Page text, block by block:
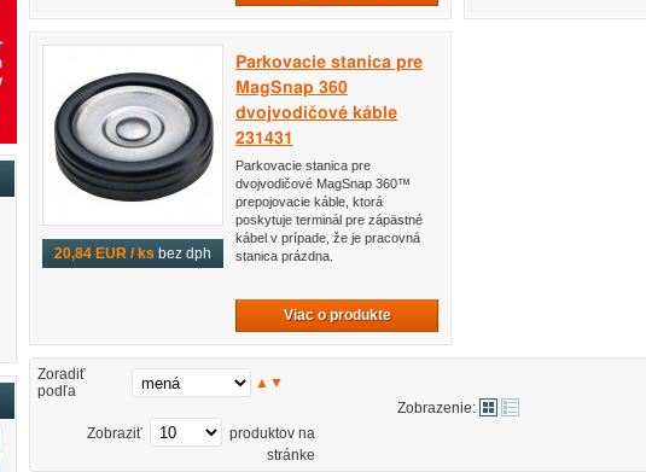
20,84 EUR / ks bez dph
Parkovacie stanica pre
MagSnap 360
dvojvodičové káble
231431
Parkovacie stanica pre
dvojvodičové MagSnap 360™
prepojovacie káble, ktorá
poskytuje terminál pre zápästné
kábel v prípade, že je pracovná
stanica prázdna.
Viac o produkte
Zoradiť
podľa
▲ ▼
Zobrazenie:
Zobraziť
produktov na
stránke